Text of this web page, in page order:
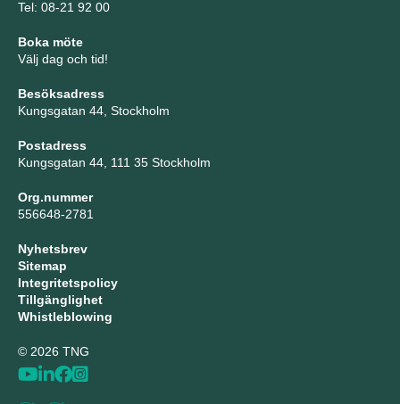
Tel: 08-21 92 00
Boka möte
Välj dag och tid!
Besöksadress
Kungsgatan 44, Stockholm
Postadress
Kungsgatan 44, 111 35 Stockholm
Org.nummer
556648-2781
Nyhetsbrev
Sitemap
Integritetspolicy
Tillgänglighet
Whistleblowing
© 2026 TNG